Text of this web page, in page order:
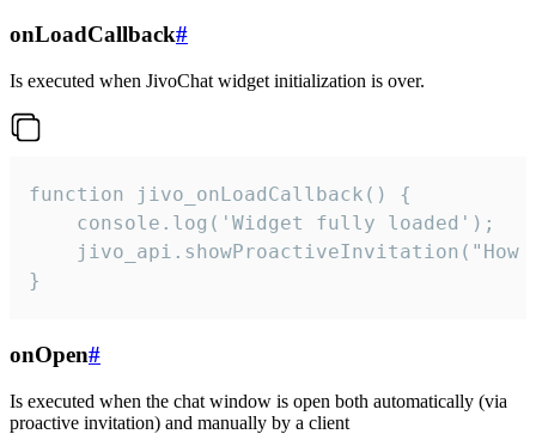
onLoadCallback#
Is executed when JivoChat widget initialization is over.
function jivo_onLoadCallback() {
    console.log('Widget fully loaded');
jivo_api.showProactiveInvitation("How
}
onOpen#
Is executed when the chat window is open both automatically (via
proactive invitation) and manually by a client